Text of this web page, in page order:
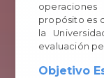
propósito es
la
evaluación
Objetivo